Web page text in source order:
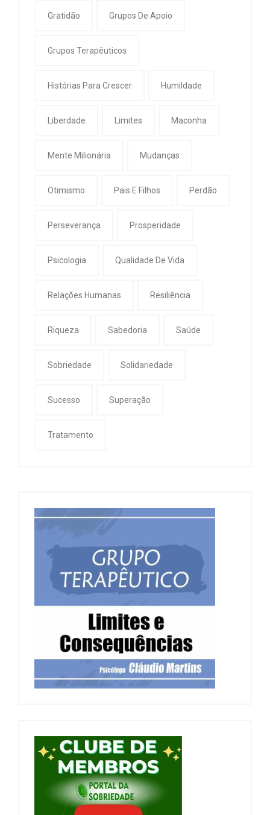
Gratidão Grupos De Apoio
Grupos Terapêuticos
Histórias Para Crescer Humildade
Liberdade Limites Maconha
Mente Milionária Mudanças
Otimismo Pais E Filhos Perdão
Perseverança Prosperidade
Psicologia Qualidade De Vida
Relações Humanas Resiliência
Riqueza Sabedoria Saúde
Sobriedade Solidariedade
Sucesso Superação
Tratamento